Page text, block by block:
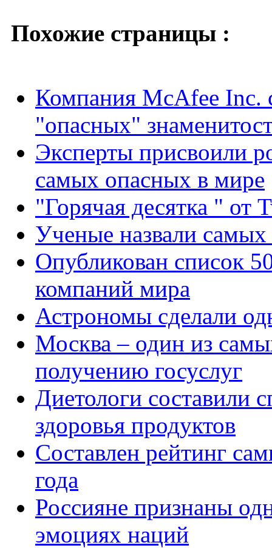
Похожие страницы :
Компания McAfee Inc.
"опасных"
Эксперты присвоили
самых опасных в мире
"Горячая десятка " от
Ученые назвали
Опубликован список
компаний мира
Астрономы сделали
Москва – один из
получению госуслуг
Диетологи составили
здоровья продуктов
Составлен рейтинг
года
Россияне признаны
эмоциях наций